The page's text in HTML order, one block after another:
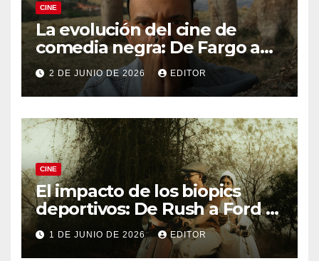
CINE
La evolución del cine de
comedia negra: De Fargo a
Knives Out
2 DE JUNIO DE 2026 EDITOR
CINE
El impacto de los biopics
deportivos: De Rush a Ford v
Ferrari
1 DE JUNIO DE 2026 EDITOR